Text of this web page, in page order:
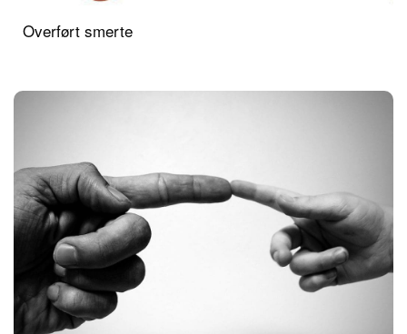
Overført smerte